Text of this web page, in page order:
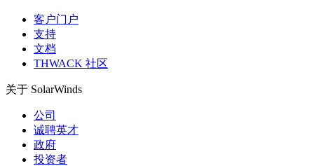
客户门户
支持
文档
THWACK 社区
关于 SolarWinds
公司
诚聘英才
政府
投资者